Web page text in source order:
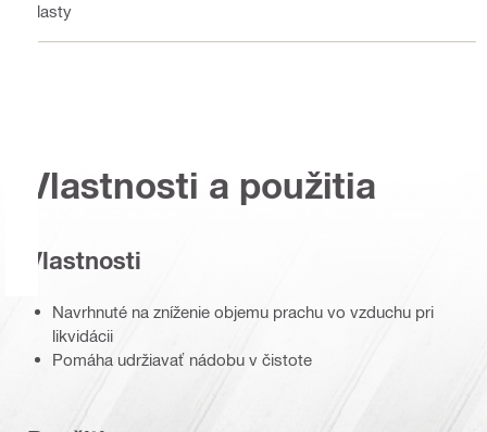
plasty
Vlastnosti a použitia
Vlastnosti
Navrhnuté na zníženie objemu prachu vo vzduchu pri
likvidácii
Pomáha udržiavať nádobu v čistote